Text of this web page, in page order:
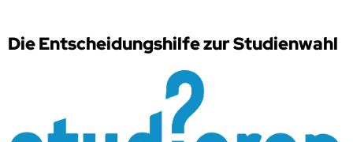
Die Entscheidungshilfe zur Studienwahl